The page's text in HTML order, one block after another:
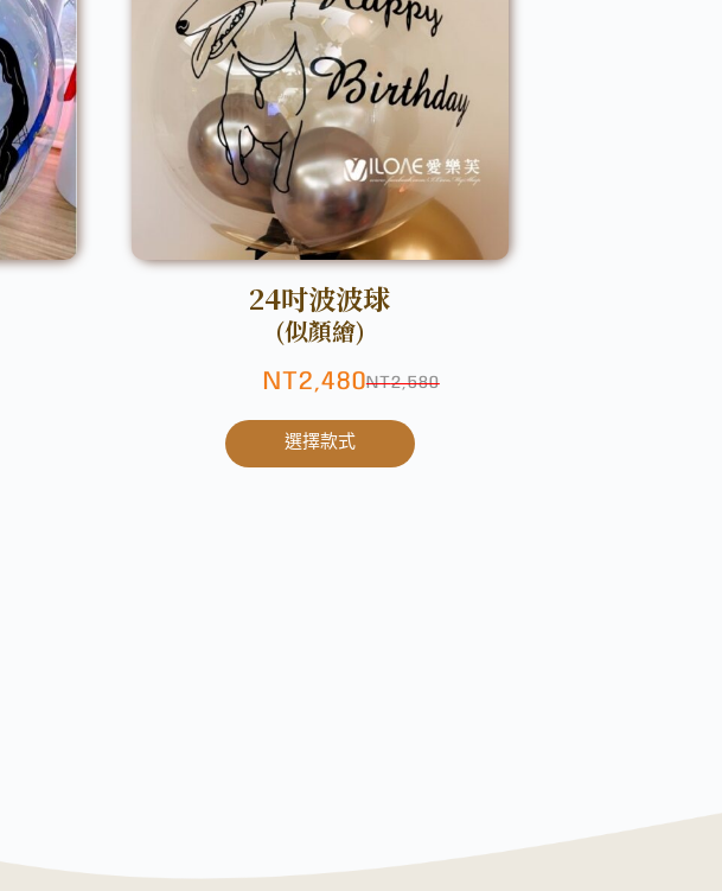
24吋波波球
(似顏繪)
NT2,580
NT2,480
選擇款式